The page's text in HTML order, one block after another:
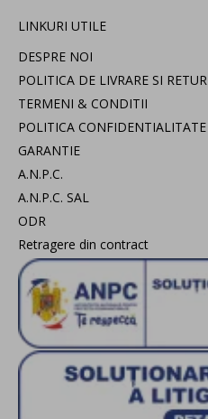
LINKURI UTILE
DESPRE NOI
POLITICA DE LIVRARE SI RETUR
TERMENI & CONDITII
POLITICA CONFIDENTIALITATE
GARANTIE
A.N.P.C.
A.N.P.C. SAL
ODR
Retragere din contract